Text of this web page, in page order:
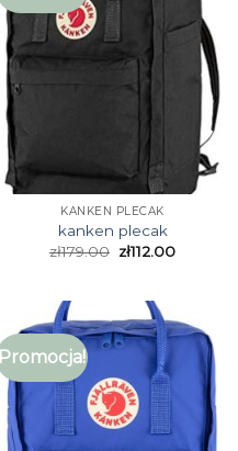
KANKEN PLECAK
kanken plecak
zł179.00 zł112.00
Promocja!